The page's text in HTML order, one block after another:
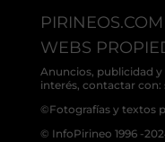
WEBS
Anuncios, publicidad
interés, contactar
©Fotografías y textos
© InfoPirineo 1996 -